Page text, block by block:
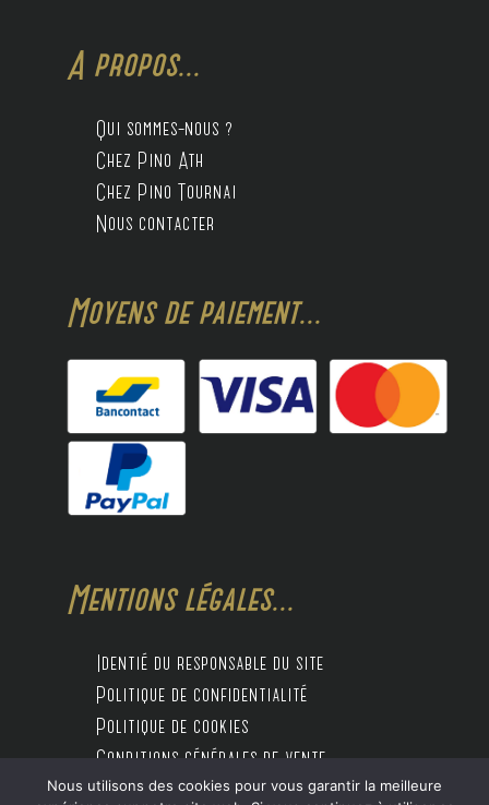
A propos...
Qui sommes-nous ?
Chez Pino Ath
Chez Pino Tournai
Nous contacter
Moyens de paiement...
Mentions légales...
Identié du responsable du site
Politique de confidentialité
Politique de cookies
Conditions générales de vente
Nous utilisons des cookies pour vous garantir la meilleure